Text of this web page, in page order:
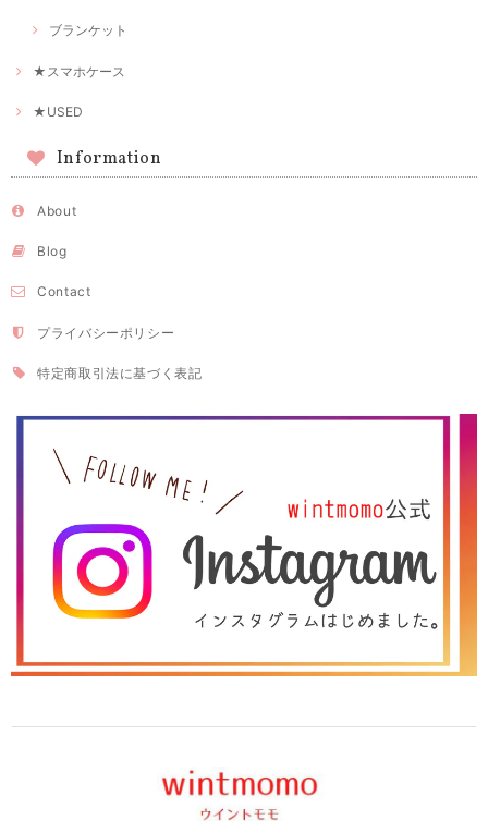
ブランケット
★スマホケース
★USED
Information
About
Blog
Contact
プライバシーポリシー
特定商取引法に基づく表記